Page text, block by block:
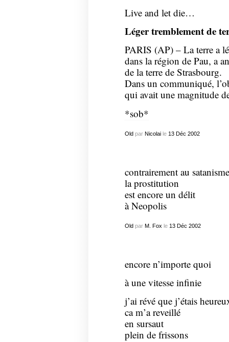
Live and let die…
Léger tremblement de
PARIS (AP) – La terre a
dans la région de Pau, a
de la terre de Strasbourg.
Dans un communiqué,
qui avait une magnitude
*sob*
Old par Nicolaile 13 Déc 2002
contrairement au satanisme
la prostitution
est encore un délit
à Neopolis
Oldpar M. Fox le 13 Déc 2002
encore n’importe quoi
à une vitesse infinie
j’ai révé que j’étais
ca m’a reveillé
en sursaut
plein de frissons